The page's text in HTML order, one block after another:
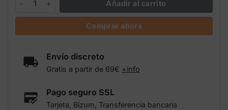
Añadir al carrito
Comprar ahora
Envío discreto
Gratis a partir de 69€ +info
Pago seguro SSL
Tarjeta, Bizum, Transferencia bancaria